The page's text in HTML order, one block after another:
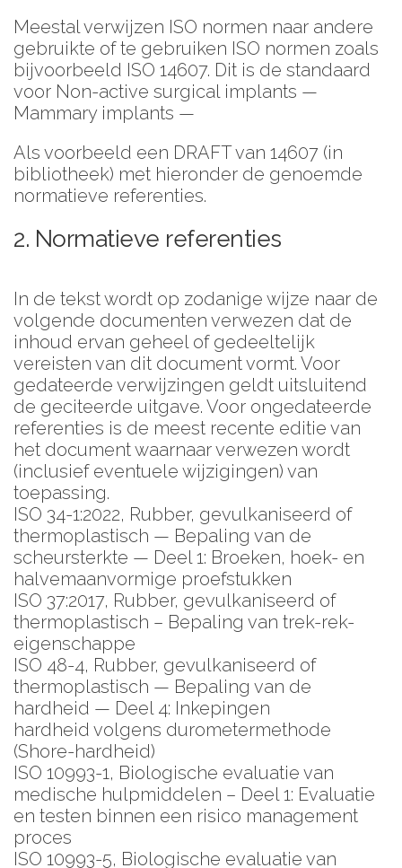
Meestal verwijzen ISO normen naar andere
gebruikte of te gebruiken ISO normen zoals
bijvoorbeeld ISO 14607. Dit is de standaard
voor Non-active surgical implants —
Mammary implants —
Als voorbeeld een DRAFT van 14607 (in
bibliotheek) met hieronder de genoemde
normatieve referenties.
2. Normatieve referenties
In de tekst wordt op zodanige wijze naar de
volgende documenten verwezen dat de
inhoud ervan geheel of gedeeltelijk
vereisten van dit document vormt. Voor
gedateerde verwijzingen geldt uitsluitend
de geciteerde uitgave. Voor ongedateerde
referenties is de meest recente editie van
het document waarnaar verwezen wordt
(inclusief eventuele wijzigingen) van
toepassing.
ISO 34-1:2022, Rubber, gevulkaniseerd of
thermoplastisch — Bepaling van de
scheursterkte — Deel 1: Broeken, hoek- en
halvemaanvormige proefstukken
ISO 37:2017, Rubber, gevulkaniseerd of
thermoplastisch – Bepaling van trek-rek-
eigenschappe
ISO 48-4, Rubber, gevulkaniseerd of
thermoplastisch — Bepaling van de
hardheid — Deel 4: Inkepingen
hardheid volgens durometermethode
(Shore-hardheid)
ISO 10993-1, Biologische evaluatie van
medische hulpmiddelen – Deel 1: Evaluatie
en testen binnen een risico management
proces
ISO 10993-5, Biologische evaluatie van